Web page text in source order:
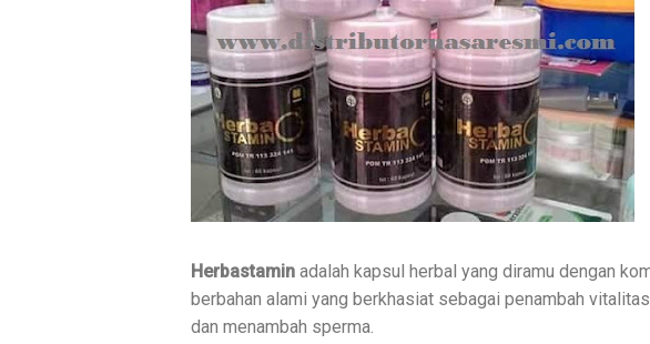
Herbastamin adalah kapsul herbal yang diramu dengan
berbahan alami yang berkhasiat sebagai penambah
dan menambah sperma.